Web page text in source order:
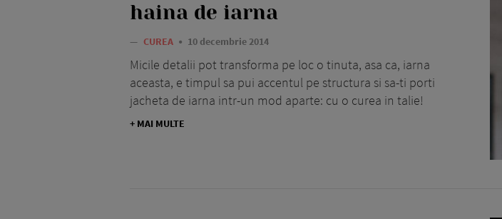
haina de iarna
— CUREA 10 decembrie 2014
Micile detalii pot transforma pe loc o tinuta, asa ca, iarna
aceasta, e timpul sa pui accentul pe structura si sa-ti porti
jacheta de iarna intr-un mod aparte: cu o curea in talie!
+ MAI MULTE